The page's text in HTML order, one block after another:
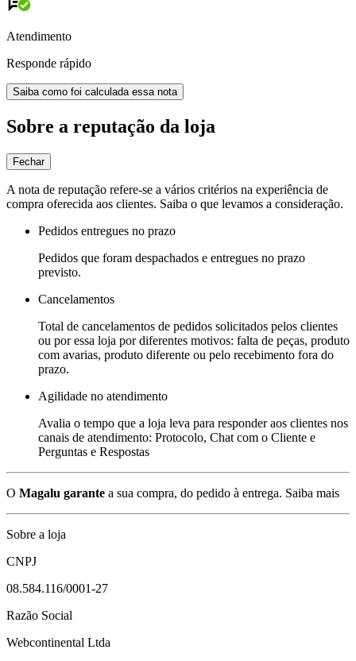
Atendimento
Responde rápido
Saiba como foi calculada essa nota
Sobre a reputação da loja
Fechar
A nota de reputação refere-se a vários critérios na experiência de
compra oferecida aos clientes. Saiba o que levamos a consideração.
Pedidos entregues no prazo
Pedidos que foram despachados e entregues no prazo
previsto.
Cancelamentos
Total de cancelamentos de pedidos solicitados pelos clientes
ou por essa loja por diferentes motivos: falta de peças, produto
com avarias, produto diferente ou pelo recebimento fora do
prazo.
Agilidade no atendimento
Avalia o tempo que a loja leva para responder aos clientes nos
canais de atendimento: Protocolo, Chat com o Cliente e
Perguntas e Respostas
O Magalu garante a sua compra, do pedido à entrega. Saiba mais
Sobre a loja
CNPJ
08.584.116/0001-27
Razão Social
Webcontinental Ltda